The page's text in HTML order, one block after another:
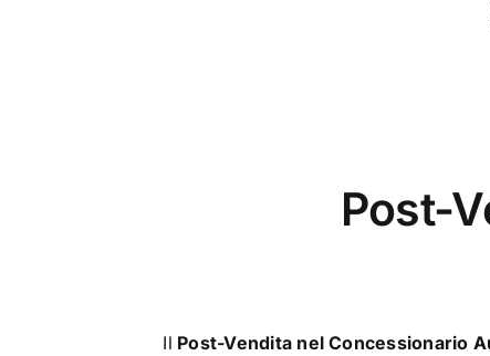
Post-
Il Post-Vendita nel Concessionario